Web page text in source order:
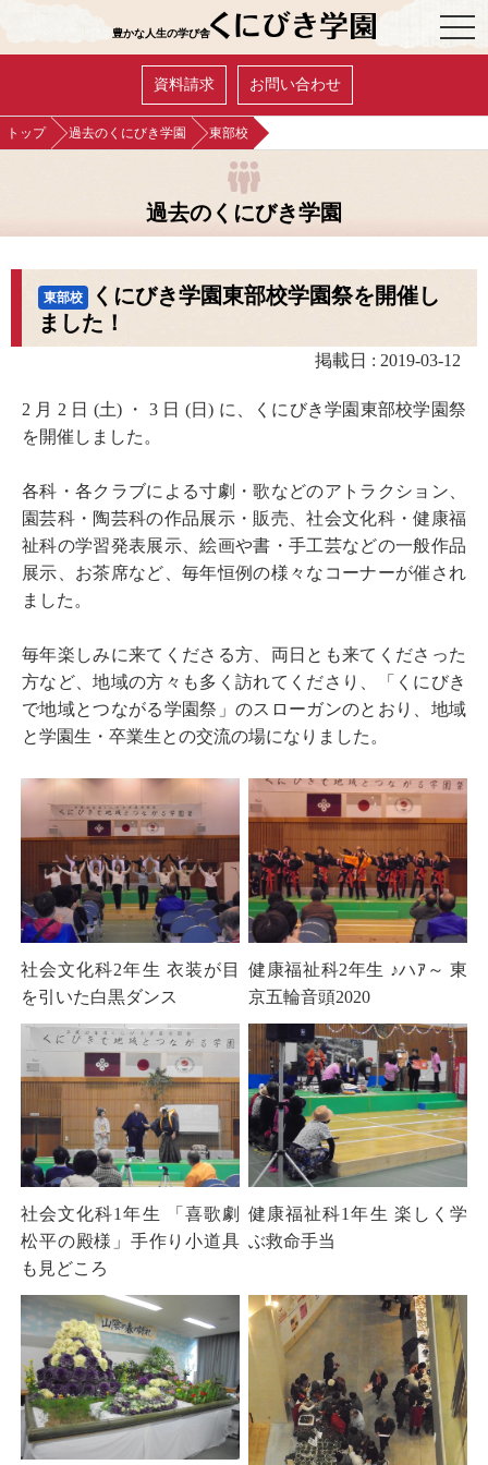
豊かな人生の学び舎
資料請求 お問い合わせ
トップ 過去のくにびき学園 東部校
過去のくにびき学園
東部校
くにびき学園東部校学園祭を開催し
ました！
掲載日 : 2019-03-12
2 月 2 日 (土) ・ 3 日 (日) に、くにびき学園東部校学園祭
を開催しました。
各科・各クラブによる寸劇・歌などのアトラクション、
園芸科・陶芸科の作品展示・販売、社会文化科・健康福
祉科の学習発表展示、絵画や書・手工芸などの一般作品
展示、お茶席など、毎年恒例の様々なコーナーが催され
ました。
毎年楽しみに来てくださる方、両日とも来てくださった
方など、地域の方々も多く訪れてくださり、「くにびき
で地域とつながる学園祭」のスローガンのとおり、地域
と学園生・卒業生との交流の場になりました。
社会文化科2年生 衣装が目
を引いた白黒ダンス
健康福祉科2年生 ♪ハｱ～ 東
京五輪音頭2020
社会文化科1年生 「喜歌劇
松平の殿様」手作り小道具
も見どころ
健康福祉科1年生 楽しく学
ぶ救命手当